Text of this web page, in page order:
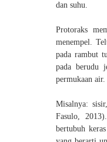
dan suhu.
Protoraks
menempel.
pada rambut
pada berudu
permukaan air.
Misalnya:
Fasulo,
bertubuh